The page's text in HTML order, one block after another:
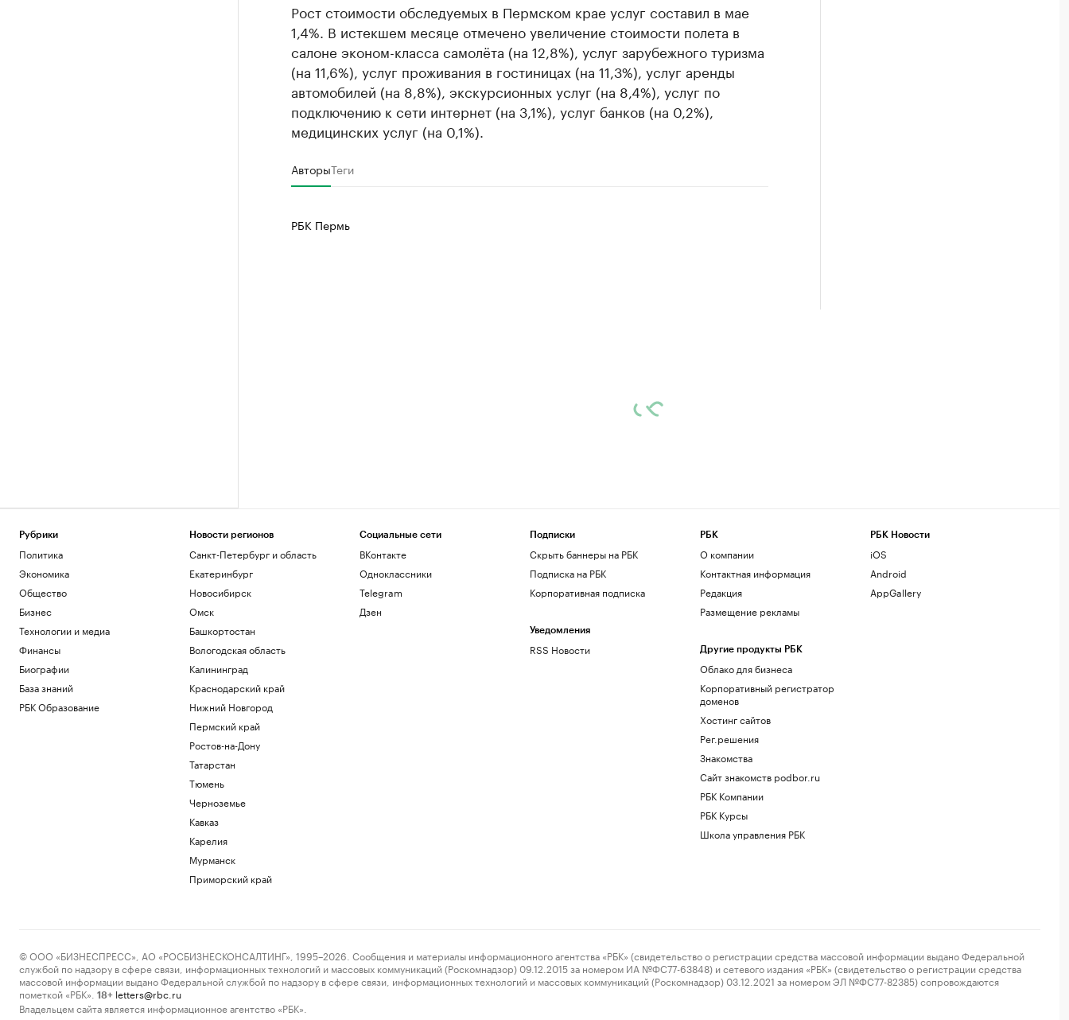
Рост стоимости обследуемых в Пермском крае услуг составил в мае
1,4%. В истекшем месяце отмечено увеличение стоимости полета в
салоне эконом-класса самолёта (на 12,8%), услуг зарубежного туризма
(на 11,6%), услуг проживания в гостиницах (на 11,3%), услуг аренды
автомобилей (на 8,8%), экскурсионных услуг (на 8,4%), услуг по
подключению к сети интернет (на 3,1%), услуг банков (на 0,2%),
медицинских услуг (на 0,1%).
АвторыТеги
РБК Пермь
Рубрики
Политика
Экономика
Общество
Бизнес
Технологии и медиа
Финансы
Биографии
База знаний
РБК Образование
Новости регионов
Санкт-Петербург и область
Екатеринбург
Новосибирск
Омск
Башкортостан
Вологодская область
Калининград
Краснодарский край
Нижний Новгород
Пермский край
Ростов-на-Дону
Татарстан
Тюмень
Черноземье
Кавказ
Карелия
Мурманск
Приморский край
Социальные сети
ВКонтакте
Одноклассники
Telegram
Дзен
Подписки
Скрыть баннеры на РБК
Подписка на РБК
Корпоративная подписка
Уведомления
RSS Новости
РБК
О компании
Контактная информация
Редакция
Размещение рекламы
Другие продукты РБК
Облако для бизнеса
Корпоративный регистратор
доменов
Хостинг сайтов
Рег.решения
Знакомства
Сайт знакомств podbor.ru
РБК Компании
РБК Курсы
Школа управления РБК
РБК Новости
iOS
Android
AppGallery
© ООО «БИЗНЕСПРЕСС», АО «РОСБИЗНЕСКОНСАЛТИНГ», 1995–2026. Сообщения и материалы информационного агентства «РБК» (свидетельство о регистрации средства массовой информации выдано Федеральной
службой по надзору в сфере связи, информационных технологий и массовых коммуникаций (Роскомнадзор) 09.12.2015 за номером ИА №ФС77-63848) и сетевого издания «РБК» (свидетельство о регистрации средства
массовой информации выдано Федеральной службой по надзору в сфере связи, информационных технологий и массовых коммуникаций (Роскомнадзор) 03.12.2021 за номером ЭЛ №ФС77-82385) сопровождаются
пометкой «РБК».
18+ letters@rbc.ru
Владельцем сайта является информационное агентство «РБК».